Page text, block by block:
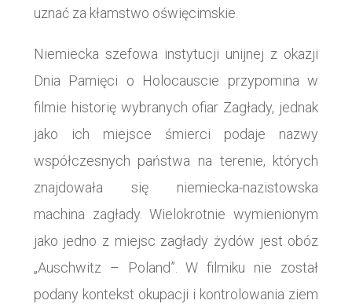
uznać za kłamstwo oświęcimskie.
Niemiecka szefowa instytucji unijnej z okazji
Dnia Pamięci o Holocauscie przypomina w
filmie historię wybranych ofiar Zagłady, jednak
jako ich miejsce śmierci podaje nazwy
współczesnych państwa na terenie, których
znajdowała się niemiecka-nazistowska
machina zagłady. Wielokrotnie wymienionym
jako jedno z miejsc zagłady żydów jest obóz
„Auschwitz – Poland”. W filmiku nie został
podany kontekst okupacji i kontrolowania ziem